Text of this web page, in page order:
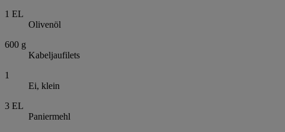
1 EL
Olivenöl
600 g
Kabeljaufilets
1
Ei, klein
3 EL
Paniermehl